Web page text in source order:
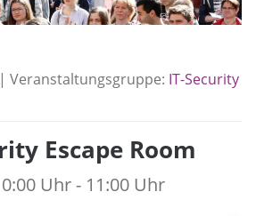
| Veranstaltungsgruppe: IT-Security
Escape Room
Uhr - 11:00 Uhr